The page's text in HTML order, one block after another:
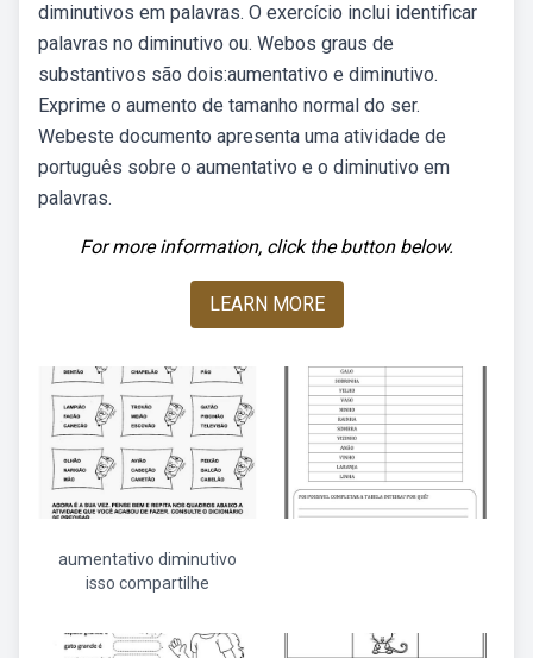
diminutivos em palavras. O exercício inclui identificar
palavras no diminutivo ou. Webos graus de
substantivos são dois:aumentativo e diminutivo.
Exprime o aumento de tamanho normal do ser.
Webeste documento apresenta uma atividade de
português sobre o aumentativo e o diminutivo em
palavras.
For more information, click the button below.
LEARN MORE
aumentativo diminutivo
isso compartilhe